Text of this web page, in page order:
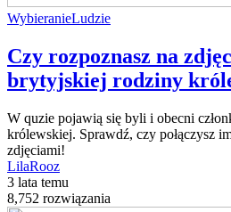
WybieranieLudzie
Czy rozpoznasz na
brytyjskiej rodziny
W quzie pojawią się byli i obecni
królewskiej. Sprawdź, czy połączysz
zdjęciami!
LilaRooz
3 lata temu
8,752 rozwiązania